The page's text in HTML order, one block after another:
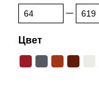
От Цена, грн
До Цена, грн
Цвет